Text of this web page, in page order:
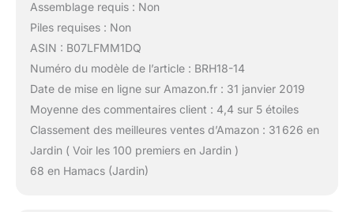
Assemblage requis : Non
Piles requises : Non
ASIN : B07LFMM1DQ
Numéro du modèle de l’article : BRH18-14
Date de mise en ligne sur Amazon.fr : 31 janvier 2019
Moyenne des commentaires client : 4,4 sur 5 étoiles
Classement des meilleures ventes d’Amazon : 31 626 en
Jardin ( Voir les 100 premiers en Jardin )
68 en Hamacs (Jardin)